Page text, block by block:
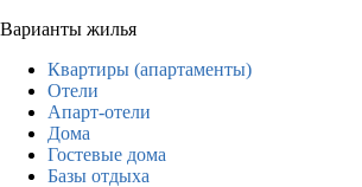
Варианты жилья
Квартиры (апартаменты)
Отели
Апарт-отели
Дома
Гостевые дома
Базы отдыха